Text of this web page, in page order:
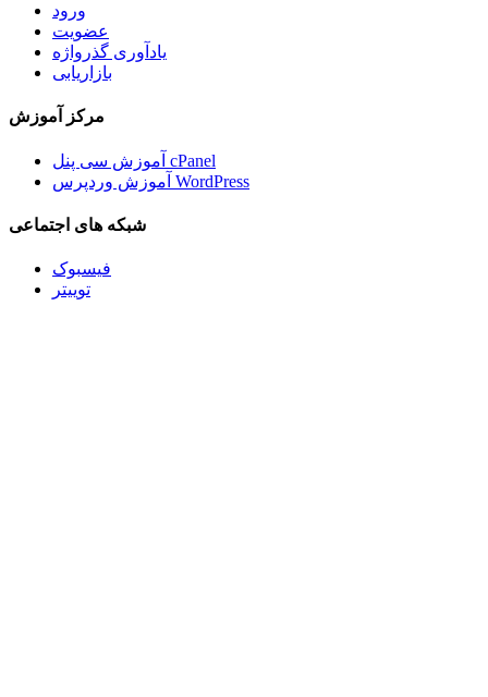
ورود
عضویت
یادآوری گذرواژه
بازاریابی
مرکز آموزش
آموزش سی پنل cPanel
آموزش وردپرس WordPress
شبکه های اجتماعی
فیسبوک
توییتر